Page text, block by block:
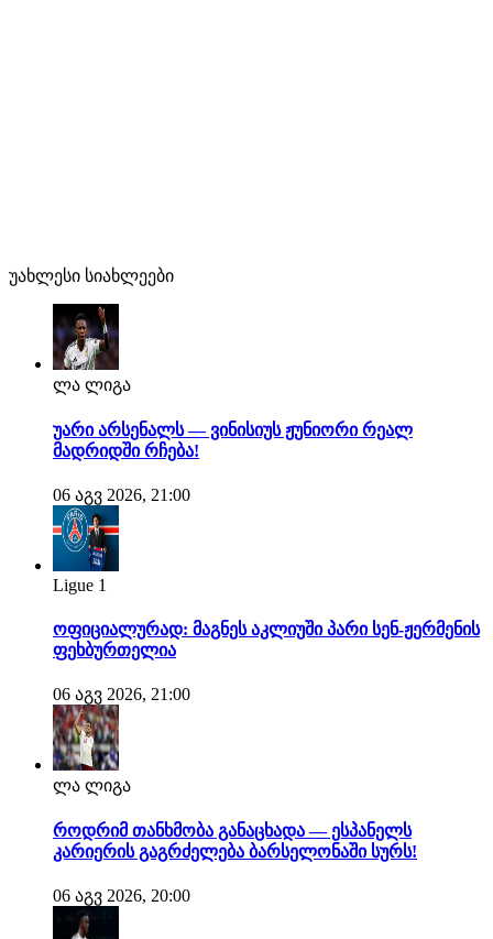
უახლესი სიახლეები
ლა ლიგა
უარი არსენალს — ვინისიუს ჟუნიორი რეალ
მადრიდში რჩება!
06 აგვ 2026, 21:00
Ligue 1
ოფიციალურად: მაგნეს აკლიუში პარი სენ-ჟერმენის
ფეხბურთელია
06 აგვ 2026, 21:00
ლა ლიგა
როდრიმ თანხმობა განაცხადა — ესპანელს
კარიერის გაგრძელება ბარსელონაში სურს!
06 აგვ 2026, 20:00